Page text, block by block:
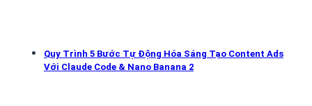
Quy Trình 5 Bước Tự Động Hóa Sáng Tạo Content Ads
Với Claude Code & Nano Banana 2